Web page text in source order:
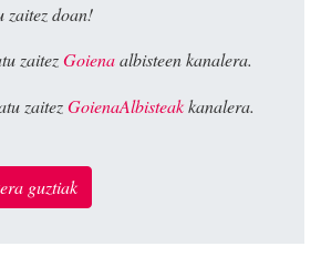
zaitez doan!
zaitezGoienaalbisteen kanalera.
zaitezGoienaAlbisteakkanalera.
guztiak